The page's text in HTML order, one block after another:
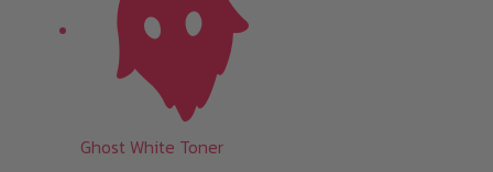
Ghost White Toner